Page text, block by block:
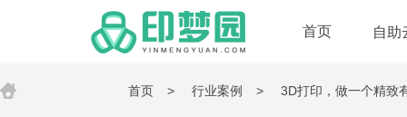
首页 自助
首页 > 行业案例 > 3D打印，做一个精致